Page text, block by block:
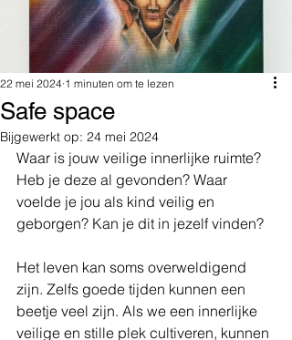
Safe space
22 mei 2024 1 minuten om te lezen
Bijgewerkt op: 24 mei 2024
Waar is jouw veilige innerlijke ruimte?
Heb je deze al gevonden? Waar
voelde je jou als kind veilig en
geborgen? Kan je dit in jezelf vinden?
Het leven kan soms overweldigend
zijn. Zelfs goede tijden kunnen een
beetje veel zijn. Als we een innerlijke
veilige en stille plek cultiveren, kunnen